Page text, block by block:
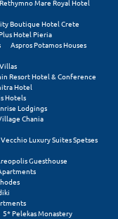
Mare Royal Hotel
Boutique Hotel Crete
Hotel Pieria
Aspros Potamos Houses
Resort Hotel & Conference
Hotel
Hotels
Lodgings
Chania
Luxury Suites Spetses
Guesthouse
5* Pelekas Monastery